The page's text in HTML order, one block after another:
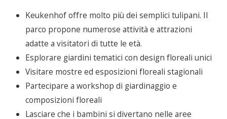
Keukenhof offre molto più dei semplici tulipani. Il
parco propone numerose attività e attrazioni
adatte a visitatori di tutte le età.
Esplorare giardini tematici con design floreali unici
Visitare mostre ed esposizioni floreali stagionali
Partecipare a workshop di giardinaggio e
composizioni floreali
Lasciare che i bambini si divertano nelle aree